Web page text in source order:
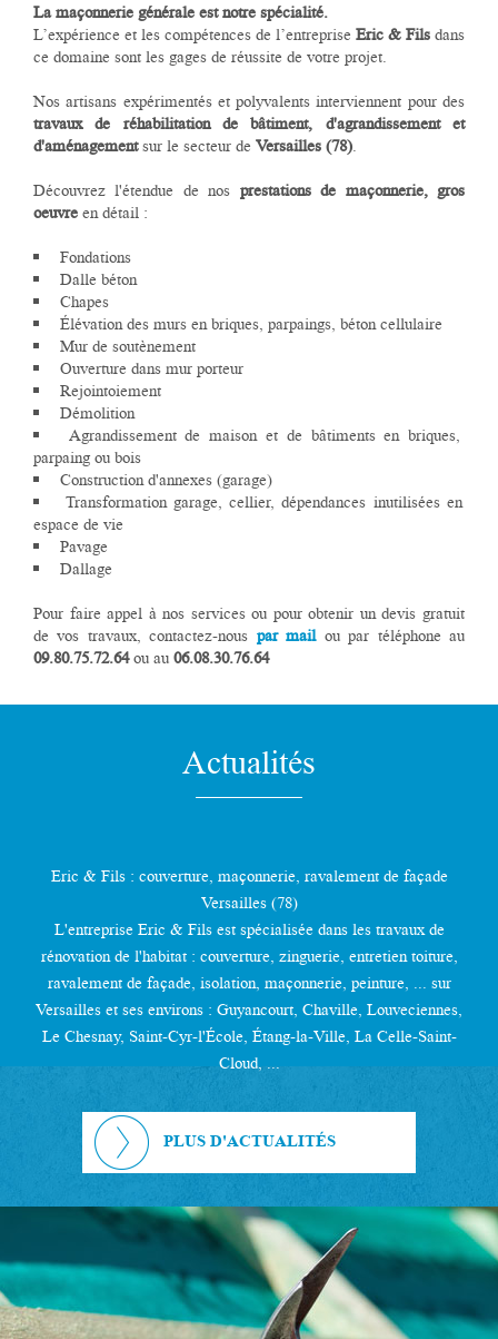
La maçonnerie générale est notre spécialité.
L’expérience et les compétences de l’entreprise Eric & Filsdans
ce domaine sont les gages de réussite de votre projet.
Nos artisans expérimentés et polyvalents interviennent pour des
travaux de réhabilitation de bâtiment, d'agrandissement et
d'aménagementsur le secteur de Versailles (78).
Découvrez l'étendue de nos prestations de maçonnerie, gros
oeuvreen détail :
Fondations
Dalle béton
Chapes
Élévation des murs en briques, parpaings, béton cellulaire
Mur de soutènement
Ouverture dans mur porteur
Rejointoiement
Démolition
Agrandissement de maison et de bâtiments en briques,
parpaing ou bois
Construction d'annexes (garage)
Transformation garage, cellier, dépendances inutilisées en
espace de vie
Pavage
Dallage
Pour faire appel à nos services ou pour obtenir un devis gratuit
de vos travaux, contactez-nous par mailou par téléphone au
09.80.75.72.64ou au06.08.30.76.64
Actualités
Eric & Fils : couverture, maçonnerie, ravalement de façade
Versailles (78)
L'entreprise Eric & Fils est spécialisée dans les travaux de
rénovation de l'habitat : couverture, zinguerie, entretien toiture,
ravalement de façade, isolation, maçonnerie, peinture, ... sur
Versailles et ses environs : Guyancourt, Chaville, Louveciennes,
Le Chesnay, Saint-Cyr-l'École, Étang-la-Ville, La Celle-Saint-
Cloud, ...
PLUS D'ACTUALITÉS